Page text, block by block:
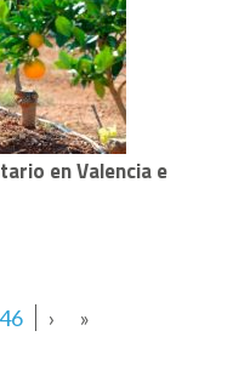
en Valencia e
46 › »